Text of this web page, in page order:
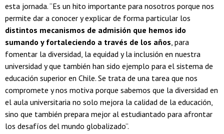
esta jornada. “Es un hito importante para nosotros porque nos
permite dar a conocer y explicar de forma particular los
distintos mecanismos de admisión que hemos ido
sumando y fortaleciendo a través de los años, para
fomentar la diversidad, la equidad y la inclusión en nuestra
universidad y que también han sido ejemplo para el sistema de
educación superior en Chile. Se trata de una tarea que nos
compromete y nos motiva porque sabemos que la diversidad en
el aula universitaria no solo mejora la calidad de la educación,
sino que también prepara mejor al estudiantado para afrontar
los desafíos del mundo globalizado”.